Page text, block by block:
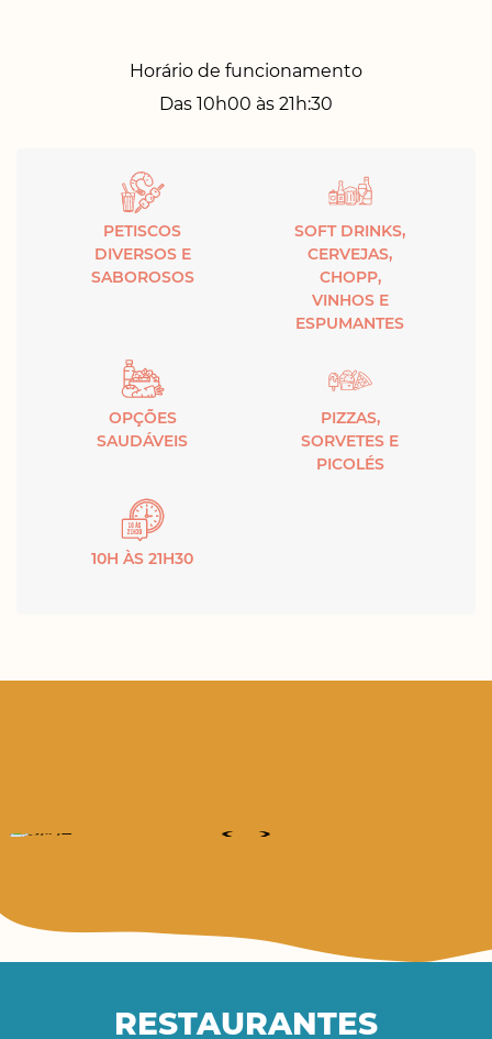
Horário de funcionamento
Das 10h00 às 21h:30
PETISCOS
DIVERSOS E
SABOROSOS
SOFT DRINKS,
CERVEJAS,
CHOPP,
VINHOS E
ESPUMANTES
OPÇÕES
SAUDÁVEIS
PIZZAS,
SORVETES E
PICOLÉS
10H ÀS 21H30
RESTAURANTES